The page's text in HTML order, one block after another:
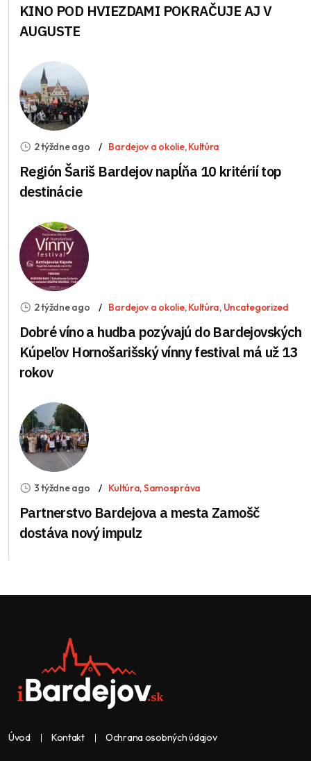
KINO POD HVIEZDAMI POKRAČUJE AJ V
AUGUSTE
2 týždne ago Bardejov a okolie,Kultúra
Región Šariš Bardejov napĺňa 10 kritérií top
destinácie
2 týždne ago Bardejov a okolie,Kultúra, Uncategorized
Dobré víno a hudba pozývajú do Bardejovských
Kúpeľov Hornošarišský vínny festival má už 13
rokov
3 týždne ago Kultúra,Samospráva
Partnerstvo Bardejova a mesta Zamošč
dostáva nový impulz
Úvod Kontakt Ochrana osobných údajov